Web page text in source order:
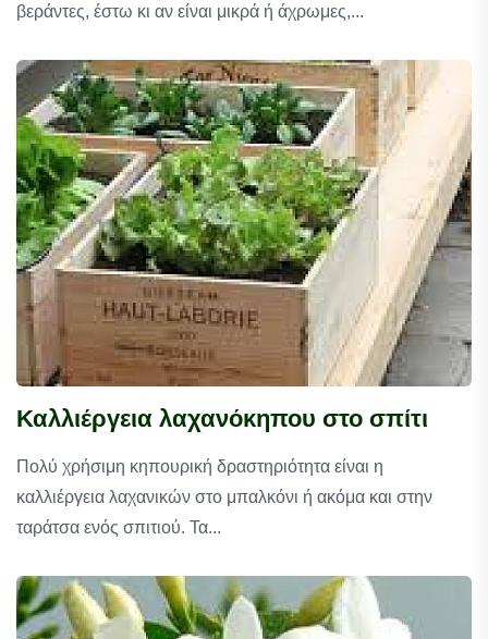
βεράντες, έστω κι αν είναι μικρά ή άχρωμες,...
Καλλιέργεια λαχανόκηπου στο σπίτι
Πολύ χρήσιμη κηπουρική δραστηριότητα είναι η
καλλιέργεια λαχανικών στο μπαλκόνι ή ακόμα και στην
ταράτσα ενός σπιτιού. Τα...